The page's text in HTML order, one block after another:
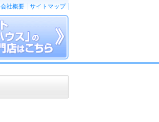
会社概要 サイトマップ